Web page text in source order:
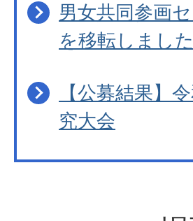
男女共同参画
を移転しまし
【公募結果】
究大会